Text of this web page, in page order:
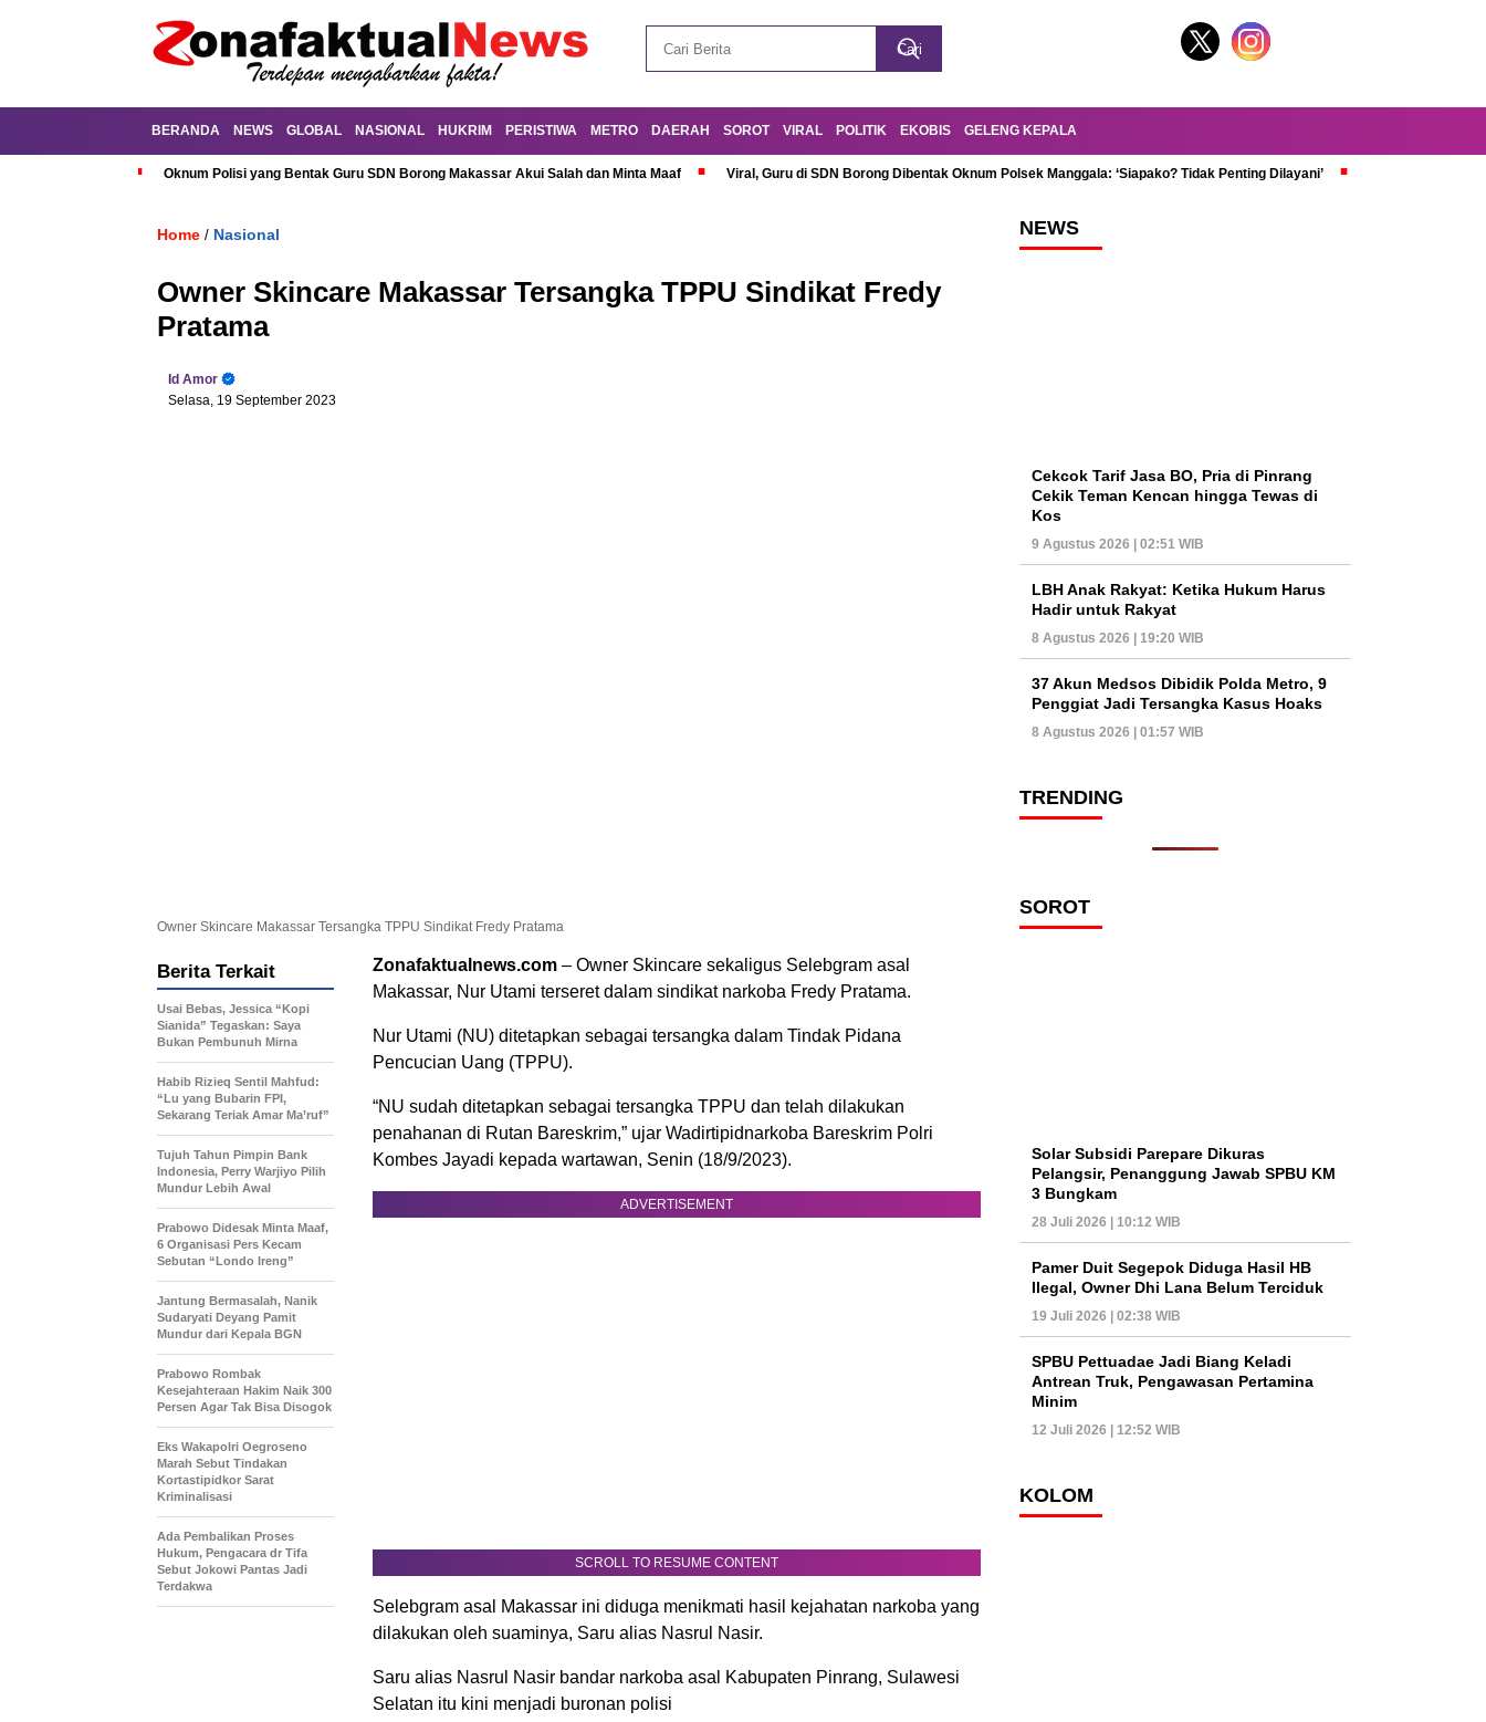
BERANDA NEWS GLOBAL NASIONAL HUKRIM PERISTIWA METRO DAERAH SOROT VIRAL POLITIK EKOBIS GELENG KEPALA
Oknum Polisi yang Bentak Guru SDN Borong Makassar Akui Salah dan Minta Maaf Viral, Guru di SDN Borong Dibentak Oknum Polsek Manggala: ‘Siapako? Tidak Penting Dilayani’
Home / Nasional
Owner Skincare Makassar Tersangka TPPU Sindikat Fredy
Pratama
Id Amor
Selasa, 19 September 2023
Owner Skincare Makassar Tersangka TPPU Sindikat Fredy Pratama
Zonafaktualnews.com – Owner Skincare sekaligus Selebgram asal
Makassar, Nur Utami terseret dalam sindikat narkoba Fredy Pratama.
Nur Utami (NU) ditetapkan sebagai tersangka dalam Tindak Pidana
Pencucian Uang (TPPU).
“NU sudah ditetapkan sebagai tersangka TPPU dan telah dilakukan
penahanan di Rutan Bareskrim,” ujar Wadirtipidnarkoba Bareskrim Polri
Kombes Jayadi kepada wartawan, Senin (18/9/2023).
ADVERTISEMENT
SCROLL TO RESUME CONTENT
Selebgram asal Makassar ini diduga menikmati hasil kejahatan narkoba yang
dilakukan oleh suaminya, Saru alias Nasrul Nasir.
Saru alias Nasrul Nasir bandar narkoba asal Kabupaten Pinrang, Sulawesi
Selatan itu kini menjadi buronan polisi
Berita Terkait
Usai Bebas, Jessica “Kopi
Sianida” Tegaskan: Saya
Bukan Pembunuh Mirna
Habib Rizieq Sentil Mahfud:
“Lu yang Bubarin FPI,
Sekarang Teriak Amar Ma’ruf”
Tujuh Tahun Pimpin Bank
Indonesia, Perry Warjiyo Pilih
Mundur Lebih Awal
Prabowo Didesak Minta Maaf,
6 Organisasi Pers Kecam
Sebutan “Londo Ireng”
Jantung Bermasalah, Nanik
Sudaryati Deyang Pamit
Mundur dari Kepala BGN
Prabowo Rombak
Kesejahteraan Hakim Naik 300
Persen Agar Tak Bisa Disogok
Eks Wakapolri Oegroseno
Marah Sebut Tindakan
Kortastipidkor Sarat
Kriminalisasi
Ada Pembalikan Proses
Hukum, Pengacara dr Tifa
Sebut Jokowi Pantas Jadi
Terdakwa
NEWS
Cekcok Tarif Jasa BO, Pria di Pinrang
Cekik Teman Kencan hingga Tewas di
Kos
9 Agustus 2026 | 02:51 WIB
LBH Anak Rakyat: Ketika Hukum Harus
Hadir untuk Rakyat
8 Agustus 2026 | 19:20 WIB
37 Akun Medsos Dibidik Polda Metro, 9
Penggiat Jadi Tersangka Kasus Hoaks
8 Agustus 2026 | 01:57 WIB
TRENDING
SOROT
Solar Subsidi Parepare Dikuras
Pelangsir, Penanggung Jawab SPBU KM
3 Bungkam
28 Juli 2026 | 10:12 WIB
Pamer Duit Segepok Diduga Hasil HB
Ilegal, Owner Dhi Lana Belum Terciduk
19 Juli 2026 | 02:38 WIB
SPBU Pettuadae Jadi Biang Keladi
Antrean Truk, Pengawasan Pertamina
Minim
12 Juli 2026 | 12:52 WIB
KOLOM